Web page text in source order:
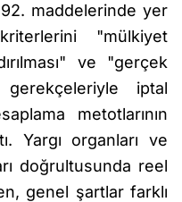
maddelerinde yer
"mülkiyet
ve "gerçek
gerekçeleriyle iptal
metotlarının
Yargı organları ve
doğrultusunda reel
genel şartlar farklı